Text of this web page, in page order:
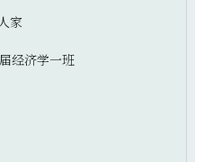
家
经济学一班